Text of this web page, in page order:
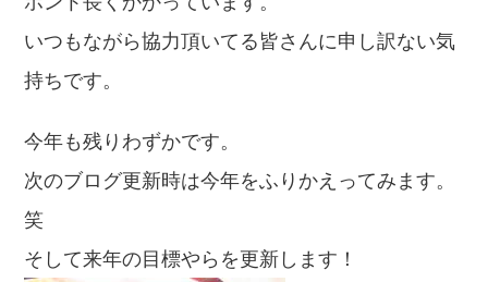
いつもながら協力頂いてる皆さんに申し訳ない気
持ちです。
今年も残りわずかです。
次のブログ更新時は今年をふりかえってみます。
笑
そして来年の目標やらを更新します！